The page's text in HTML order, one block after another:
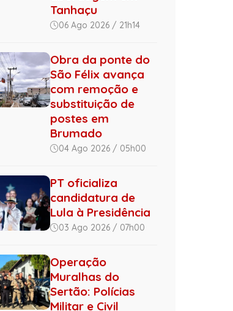
Tanhaçu
06 Ago 2026 / 21h14
Obra da ponte do
São Félix avança
com remoção e
substituição de
postes em
Brumado
04 Ago 2026 / 05h00
PT oficializa
candidatura de
Lula à Presidência
03 Ago 2026 / 07h00
Operação
Muralhas do
Sertão: Polícias
Militar e Civil